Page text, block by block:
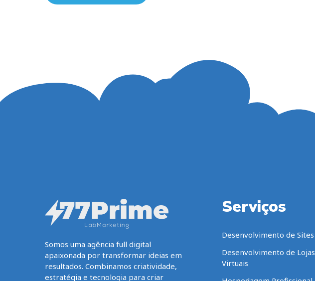
Somos uma agência full digital
apaixonada por transformar ideias em
resultados. Combinamos criatividade,
estratégia e tecnologia para criar
Serviços
Desenvolvimento de Sites
Desenvolvimento de Lojas
Virtuais